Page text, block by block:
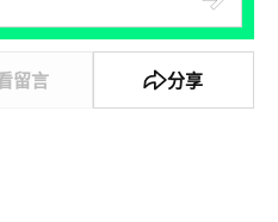
留言 分享